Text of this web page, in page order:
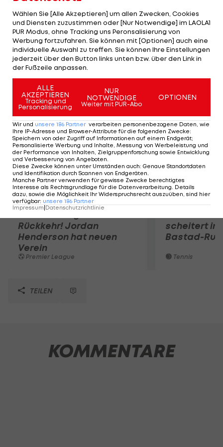
Bestätigt ist das indes noch nicht, es stünden
noch weitere Gesrpächsrunden aus. "Erst wenn
wir wissen, was genau falsch gelaufen ist und wer
dafür verantwortlich ist, werden wir unsere
Schlüsse ziehen", so Oostveen im "Telegraaf".
Mehr zum Thema
Rückkehr! Jordan
Henderson hat neuen
Verein
Premier League
scheitert in
Bastad-
Tennis
TEILEN
KOMMENTARE
Wählen Sie [Alle Akzeptieren] um allen Zwecken, Cookies
und Diensten zuzustimmen oder [Nur Notwendige] im LAOLA1
PUR Modus, ohne Tracking uns Peronsalisierung von
Werbung fortzufahren. Sie können mit [Optionen] auch eine
individuelle Auswahl zu treffen. Sie können Ihre Einstellungen
jederzeit über den Button links unten bzw. über den Link in
der Fußzeile anpassen.
ALLE
AKZEPTIEREN
Tracking und
Personalisierung
NUR
NOTWENDIGE
Weiter mit PUR-Abo
OPTIONEN
Wir und unsere 186 Partner verarbeiten personenbezogene Daten, wie
Ihre IP-Adresse und Browser-Attribute für die folgenden Zwecke:
Speichern von oder Zugriff auf Informationen auf einem Endgerät;
Personalisierte Werbung und Inhalte, Messung von Werbeleistung und
der Performance von Inhalten, Zielgruppenforschung sowie Entwicklung
und Verbesserung von Angeboten.
Diese Zwecke können unter Umständen auch: Genaue Standortdaten
und Identifikation durch Scannen von Endgeräten.
Manche Partner verwenden für gewisse Zwecke berechtigtes
Interesse als Rechtsgrundlage für die Datenverarbeitung. Details
dazu, sowie die Möglichkeit Ihr Widerspruchsrecht auszuüben, sind hier
verfügbar: unsere 186 Partner
Impressum Datenschutzrichtlinie